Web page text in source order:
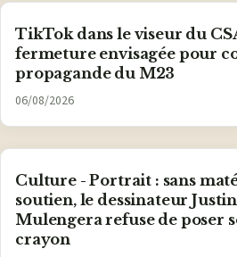
TikTok dans le viseur du
fermeture envisagée pour
propagande du M23
06/08/2026
Culture - Portrait : sans
soutien, le dessinateur Justin
Mulengera refuse de poser
crayon